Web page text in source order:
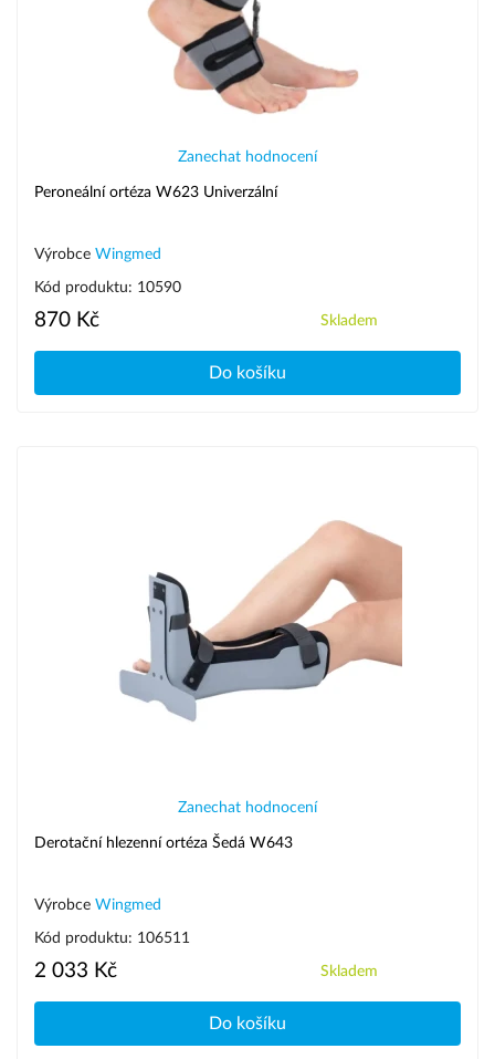
Zanechat hodnocení
Peroneální ortéza W623 Univerzální
Výrobce Wingmed
Kód produktu: 10590
870 Kč Skladem
Do košíku
Zanechat hodnocení
Derotační hlezenní ortéza Šedá W643
Výrobce Wingmed
Kód produktu: 106511
2 033 Kč Skladem
Do košíku